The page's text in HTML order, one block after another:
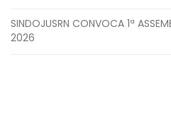
SINDOJUSRN CONVOCA 1ª
2026